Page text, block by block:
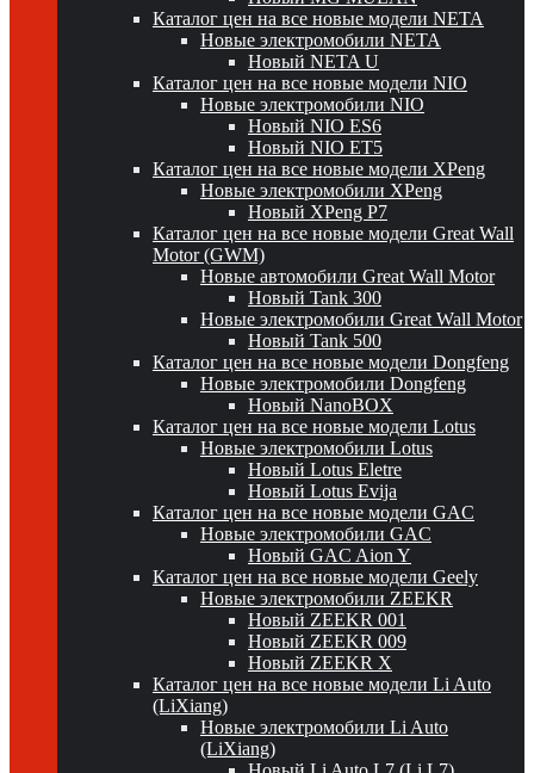
Каталог цен на все новые модели NETA
Новые электромобили NETA
Новый NETA U
Каталог цен на все новые модели NIO
Новые электромобили NIO
Новый NIO ES6
Новый NIO ET5
Каталог цен на все новые модели XPeng
Новые электромобили XPeng
Новый XPeng P7
Каталог цен на все новые модели Great Wall
Motor (GWM)
Новые автомобили Great Wall Motor
Новый Tank 300
Новые электромобили Great Wall Motor
Новый Tank 500
Каталог цен на все новые модели Dongfeng
Новые электромобили Dongfeng
Новый NanoBOX
Каталог цен на все новые модели Lotus
Новые электромобили Lotus
Новый Lotus Eletre
Новый Lotus Evija
Каталог цен на все новые модели GAC
Новые электромобили GAC
Новый GAC Aion Y
Каталог цен на все новые модели Geely
Новые электромобили ZEEKR
Новый ZEEKR 001
Новый ZEEKR 009
Новый ZEEKR X
Каталог цен на все новые модели Li Auto
(LiXiang)
Новые электромобили Li Auto
(LiXiang)